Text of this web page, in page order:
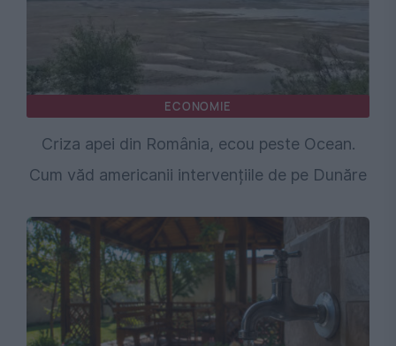
ECONOMIE
Criza apei din România, ecou peste Ocean.
Cum văd americanii intervențiile de pe Dunăre